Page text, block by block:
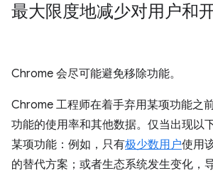
最大限度地减少对用户和
Chrome 会尽可能避免移除功能。
Chrome 工程师在着手弃用某项功能之
功能的使用率和其他数据。仅当出现以
某项功能：例如，只有极少数用户使用
的替代方案；或者生态系统发生变化，